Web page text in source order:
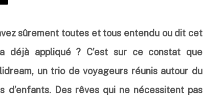
sûrement toutes et tous entendu ou dit cet
déjà appliqué ? C’est sur ce constat que
un trio de voyageurs réunis autour du
Des rêves qui ne nécessitent pas